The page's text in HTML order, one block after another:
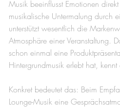
Musik beeinflusst Emotionen
musikalische Untermalung durch
unterstützt wesentlich die
Atmosphäre einer Veranstaltung.
schon einmal eine
Hintergrundmusik erlebt hat, kennt
Konkret bedeutet das: Beim
Lounge-Musik eine